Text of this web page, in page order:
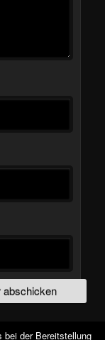
bei der Bereitstellung